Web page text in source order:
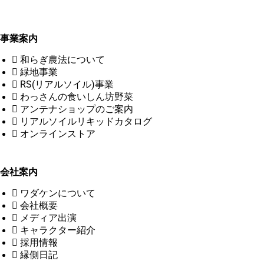
事業案内
和らぎ農法について
緑地事業
RS(リアルソイル)事業
わっさんの食いしん坊野菜
アンテナショップのご案内
リアルソイルリキッドカタログ
オンラインストア
会社案内
ワダケンについて
会社概要
メディア出演
キャラクター紹介
採用情報
縁側日記